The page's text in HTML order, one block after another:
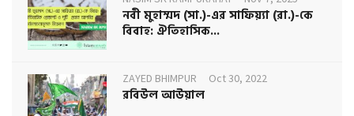
নবী মুহাম্মদ (সা.)-এর সাফিয়্যা (রা.)-কে
বিবাহ: ঐতিহাসিক...
ZAYED BHIMPUR Oct 30, 2022
রবিউল আউয়াল